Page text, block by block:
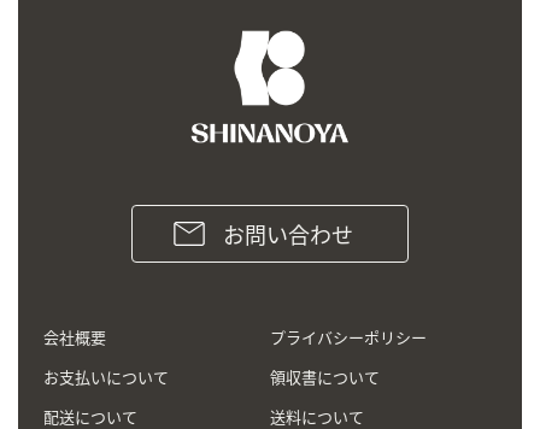
お問い合わせ
会社概要
プライバシーポリシー
お支払いについて
領収書について
配送について
送料について